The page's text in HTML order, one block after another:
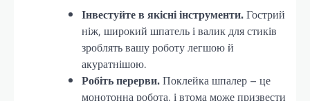
Інвестуйте в якісні інструменти.Гострий
ніж, широкий шпатель і валик для стиків
зроблять вашу роботу легшою й
акуратнішою.
Робіть перерви.Поклейка шпалер – це
монотонна робота, і втома може призвести